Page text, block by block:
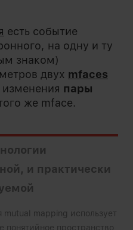
есть событие
на одну и ту
знаком)
двух mfaces
пары
же mface.
и практически
mutual mapping использует
понятийное пространство